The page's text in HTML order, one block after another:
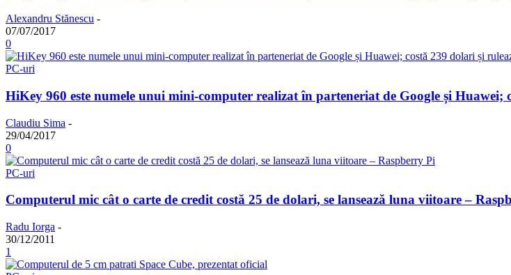
Alexandru Stănescu -
07/07/2017
0
PC-uri
HiKey 960 este numele unui mini-computer realizat în parteneriat de Google și Huawei;
Claudiu Sima -
29/04/2017
0
PC-uri
Computerul mic cât o carte de credit costă 25 de dolari, se lansează luna viitoare –
Radu Iorga -
30/12/2011
1